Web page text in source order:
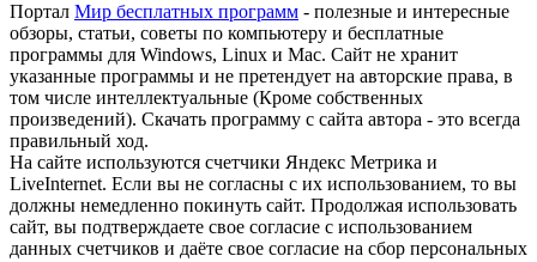
Портал Мир бесплатных программ - полезные и интересные
обзоры, статьи, советы по компьютеру и бесплатные
программы для Windows, Linux и Mac. Сайт не хранит
указанные программы и не претендует на авторские права, в
том числе интеллектуальные (Кроме собственных
произведений). Скачать программу с сайта автора - это всегда
правильный ход.
На сайте используются счетчики Яндекс Метрика и
LiveInternet. Если вы не согласны с их использованием, то вы
должны немедленно покинуть сайт. Продолжая использовать
сайт, вы подтверждаете свое согласие с использованием
данных счетчиков и даёте свое согласие на сбор персональных